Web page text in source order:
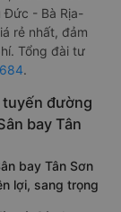
Đức - Bà Rịa-
rẻ nhất, đảm
Tổng đài tư
.
tuyến đường
bay Tân
bay Tân Sơn
lợi, sang trọng